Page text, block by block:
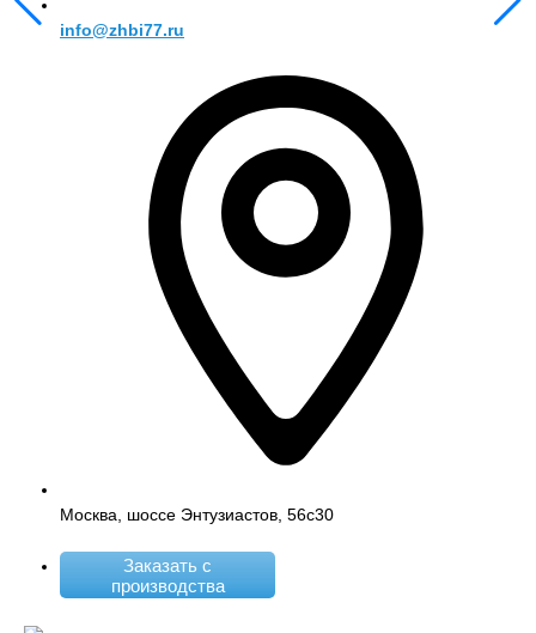
info@zhbi77.ru
Москва, шоссе Энтузиастов, 56с30
Заказать с
производства